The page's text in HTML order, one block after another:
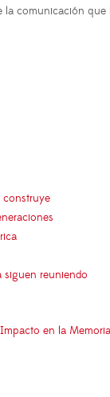
comunicación
construye
siguen reuniendo
en la